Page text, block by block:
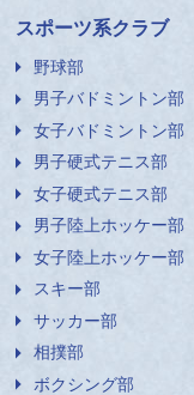
スポーツ系クラブ
野球部
男子バドミントン部
女子バドミントン部
男子硬式テニス部
女子硬式テニス部
男子陸上ホッケー部
女子陸上ホッケー部
スキー部
サッカー部
相撲部
ボクシング部